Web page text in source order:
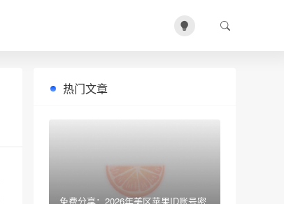
热门文章
免费分享：2026年美区苹果ID账号密